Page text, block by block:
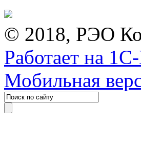
© 2018, РЭО
Работает на
Мобильная